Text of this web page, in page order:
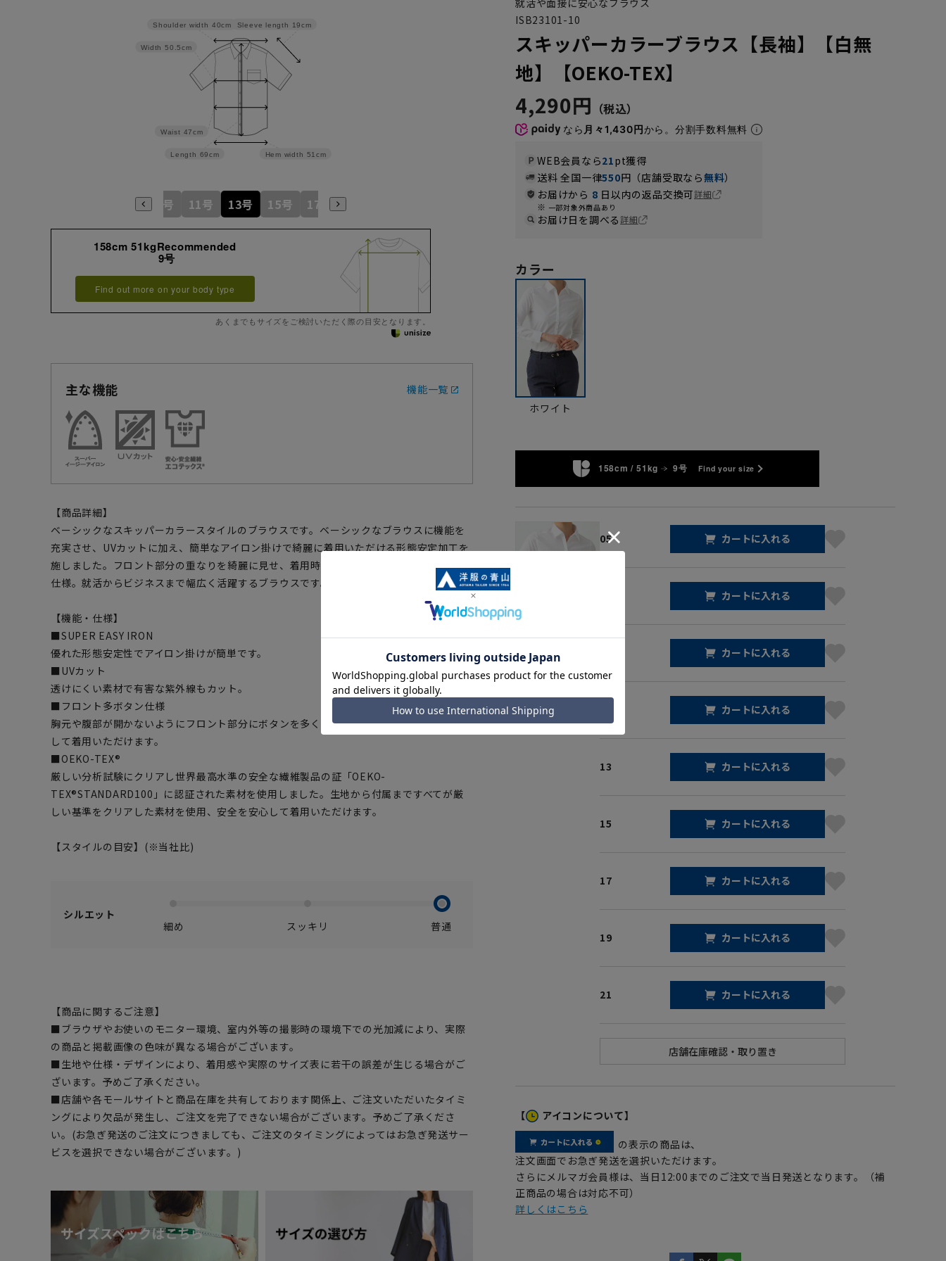
Hem width 51cm
Sleeve length 19cm
Length 69cm
Waist 47cm
Width 50.5cm
Shoulder width 40cm
7号 9号 11号 13号 15号 17号
158cm 51kgRecommended
9号
Find out more on your body type
あくまでもサイズをご検討いただく際の目安となります。
主な機能 機能一覧
【商品詳細】
ベーシックなスキッパーカラースタイルのブラウスです。ベーシックなブラウスに機能を
充実させ、UVカットに加え、簡単なアイロン掛けで綺麗に着用いただける形態安定加工を
施しました。フロント部分の重なりを綺麗に見せ、着用時の胸元の開きも安心の多ボタン
仕様。就活からビジネスまで幅広く活躍するブラウスです。
【機能・仕様】
■SUPER EASY IRON
優れた形態安定性でアイロン掛けが簡単です。
■UVカット
透けにくい素材で有害な紫外線もカット。
■フロント多ボタン仕様
胸元や腹部が開かないようにフロント部分にボタンを多く使用しています。動いても安心
して着用いただけます。
■OEKO-TEX®
厳しい分析試験にクリアし世界最高水準の安全な繊維製品の証「OEKO-
TEX®STANDARD100」に認証された素材を使用しました。生地から付属まですべてが厳
しい基準をクリアした素材を使用、安全を安心して着用いただけます。
【スタイルの目安】(※当社比)
シルエット
細め
スッキリ 普通
【商品に関するご注意】
■ブラウザやお使いのモニター環境、室内外等の撮影時の環境下での光加減により、実際
の商品と掲載画像の色味が異なる場合がございます。
■生地や仕様・デザインにより、着用感や実際のサイズ表に若干の誤差が生じる場合がご
ざいます。予めご了承ください。
■店舗や各モールサイトと商品在庫を共有しております関係上、ご注文いただいたタイミ
ングにより欠品が発生し、ご注文を完了できない場合がございます。予めご了承くださ
い。(お急ぎ発送のご注文につきましても、ご注文のタイミングによってはお急ぎ発送サー
ビスを選択できない場合がございます。)
ISB23101-10
スキッパーカラーブラウス【長袖】【白無
地】【OEKO-TEX】
4,290円
なら 月々1,430円から。分割手数料無料
WEB会員なら21pt獲得
送料 全国一律550円（店舗受取なら無料）
お届けから 8 日以内の返品交換可詳細
一部対象外商品あり
お届け日を調べる詳細
カラー
ホワイト
158cm / 51kg 9号 Find your size
ホワイト
05 カートに入れる
カートに入れる
カートに入れる
カートに入れる
13 カートに入れる
15 カートに入れる
17 カートに入れる
19 カートに入れる
21 カートに入れる
【 アイコンについて】
の表示の商品は、
注文画面でお急ぎ発送を選択いただけます。
さらにメルマガ会員様は、当日12:00までのご注文で当日発送となります。（補
正商品の場合は対応不可）
詳しくはこちら